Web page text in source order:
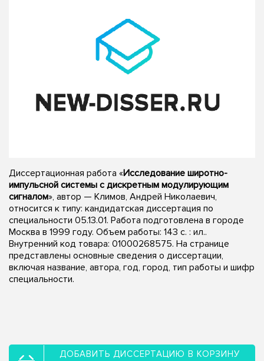
Диссертационная работа «Исследование широтно-
импульсной системы с дискретным модулирующим
сигналом», автор — Климов, Андрей Николаевич,
относится к типу: кандидатская диссертация по
специальности 05.13.01. Работа подготовлена в городе
Москва в 1999 году. Объем работы: 143 с. : ил..
Внутренний код товара: 01000268575. На странице
представлены основные сведения о диссертации,
включая название, автора, год, город, тип работы и шифр
специальности.
ДОБАВИТЬ ДИССЕРТАЦИЮ В КОРЗИНУ